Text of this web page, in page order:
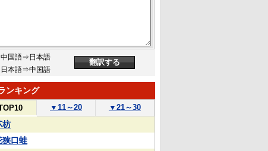
中国語⇒日本語
日本語⇒中国語
ンキング
▼ 11～20 ▼ 21～30
枋
狭口蛙